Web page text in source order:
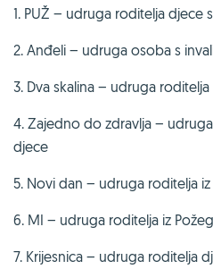
1. PUŽ – udruga roditelja
2. Anđeli – udruga osoba s
3. Dva skalina – udruga
4. Zajedno do zdravlja –
djece
5. Novi dan – udruga roditelja
6. MI – udruga roditelja iz
7. Krijesnica – udruga roditelja